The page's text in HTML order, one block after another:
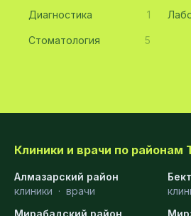
Диагностика 1
Стоматология 5
Клиники и врачи по районам
Алмазарский район
клиники · врачи
Мирабадский район